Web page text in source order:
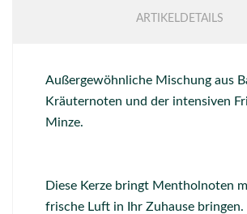
ARTIKELDETAILS
Außergewöhnliche Mischung aus
Kräuternoten und der intensiven
Minze.
Diese Kerze bringt Mentholnoten
frische Luft in Ihr Zuhause bringen.